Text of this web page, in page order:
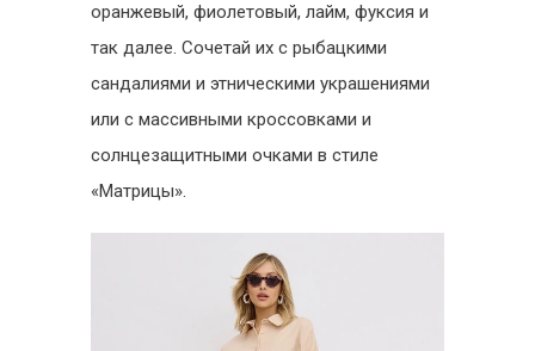
оранжевый, фиолетовый, лайм, фуксия и
так далее. Сочетай их с рыбацкими
сандалиями и этническими украшениями
или с массивными кроссовками и
солнцезащитными очками в стиле
«Матрицы».